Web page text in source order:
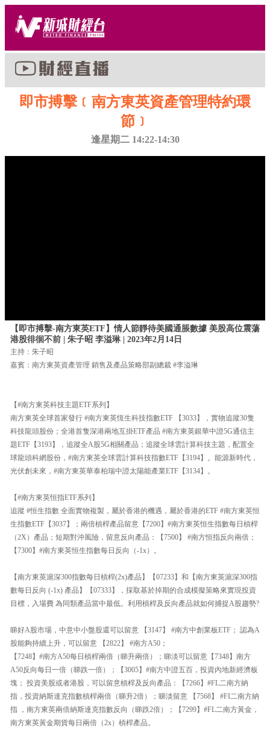
即市搏擊﹝南方東英資產管理特約環
節﹞
逢星期二 14:22-14:30
【即市搏擊-南方東英ETF】情人節靜待美國通脹數據 美股高位震蕩
港股徘徊不前 | 朱子昭 李溢琳 | 2023年2月14日
主持：朱子昭
嘉賓：南方東英資產管理 銷售及產品策略部副總裁 #李溢琳
【#南方東英科技主題ETF系列】
南方東英全球首家發行 #南方東英恆生科技指數ETF 【3033】，實物追蹤30隻
科技龍頭股份；全港首隻深港兩地互掛ETF產品 #南方東英銀華中證5G通信主
題ETF【3193】，追蹤全A股5G相關產品；追蹤全球雲計算科技主題，配置全
球龍頭科網股份，#南方東英全球雲計算科技指數ETF【3194】。能源新時代，
光伏創未來，#南方東英華泰柏瑞中證太陽能產業ETF【3134】。
【#南方東英恒指ETF系列】
追蹤 #恒生指數 全面實物複製，屬於香港的機遇，屬於香港的ETF #南方東英恒
生指數ETF【3037】；兩倍槓桿產品留意【7200】#南方東英恒生指數每日槓桿
（2X）產品；短期對沖風險，留意反向產品：【7500】 #南方恒指反向兩倍；
【7300】#南方東英恒生指數每日反向（-1x）。
【南方東英滬深300指數每日槓桿(2x)產品】【07233】和【南方東英滬深300指
數每日反向 (-1x) 產品】【07333】，採取基於掉期的合成模擬策略來實現投資
目標，入場費 為同類產品當中最低。利用槓桿及反向產品就如何捕捉A股趨勢?
睇好A股市場，中意中小盤股還可以留意 【3147】 #南方中創業板ETF； 認為A
股能夠持續上升，可以留意 【2822】 #南方A50；
【7248】#南方A50每日槓桿兩倍（睇升兩倍）；睇淡可以留意【7348】南方
A50反向每日一倍（睇跌一倍）；【3005】#南方中證五百，投資內地新經濟板
塊； 投資美股或者港股，可以留意槓桿及反向產品：【7266】#FL二南方納
指，投資納斯達克指數槓桿兩倍（睇升2倍）；睇淡留意 【7568】 #FI二南方納
指 ，南方東英兩倍納斯達克指數反向（睇跌2倍）；【7299】#FL二南方黃金，
南方東英黃金期貨每日兩倍（2x）槓桿產品。